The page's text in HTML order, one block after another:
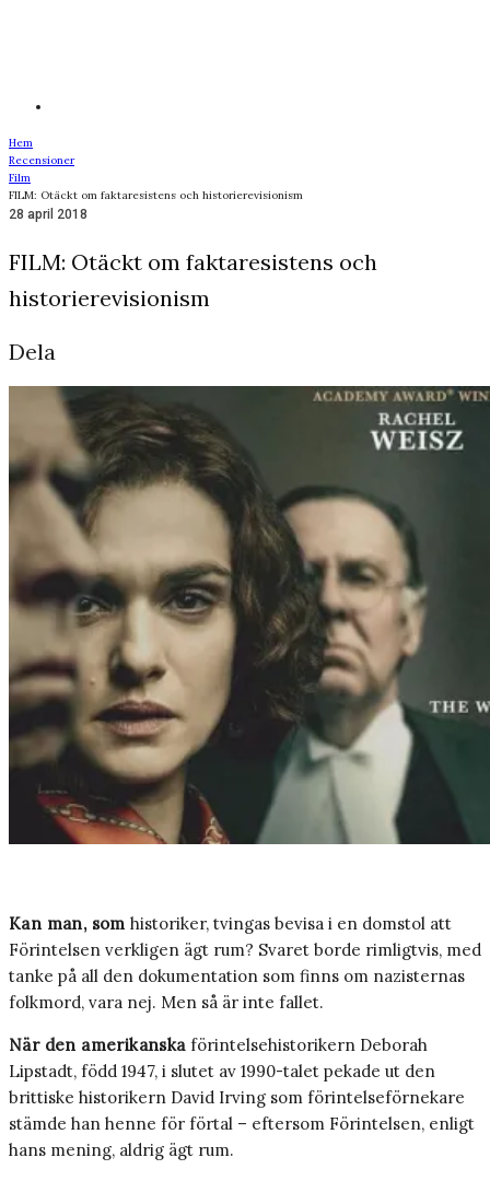
Hem
Recensioner
Film
FILM: Otäckt om faktaresistens och historierevisionism
28 april 2018
FILM: Otäckt om faktaresistens och
historierevisionism
Dela
Kan man, som historiker, tvingas bevisa i en domstol att
Förintelsen verkligen ägt rum? Svaret borde rimligtvis, med
tanke på all den dokumentation som finns om nazisternas
folkmord, vara nej. Men så är inte fallet.
När den amerikanskaförintelsehistorikern Deborah
Lipstadt, född 1947, i slutet av 1990-talet pekade ut den
brittiske historikern David Irving som förintelseförnekare
stämde han henne för förtal – eftersom Förintelsen, enligt
hans mening, aldrig ägt rum.